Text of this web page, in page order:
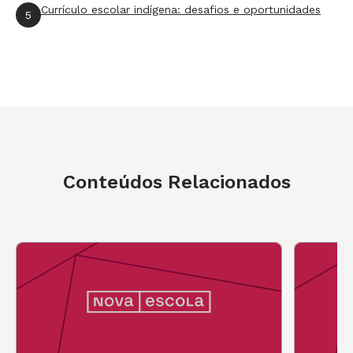
5 Currículo escolar indígena: desafios e oportunidades
Conteúdos Relacionados